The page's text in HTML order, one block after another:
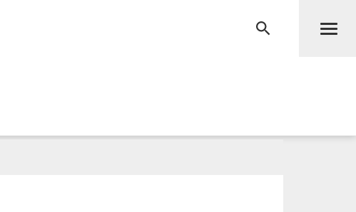
RECHERCHE